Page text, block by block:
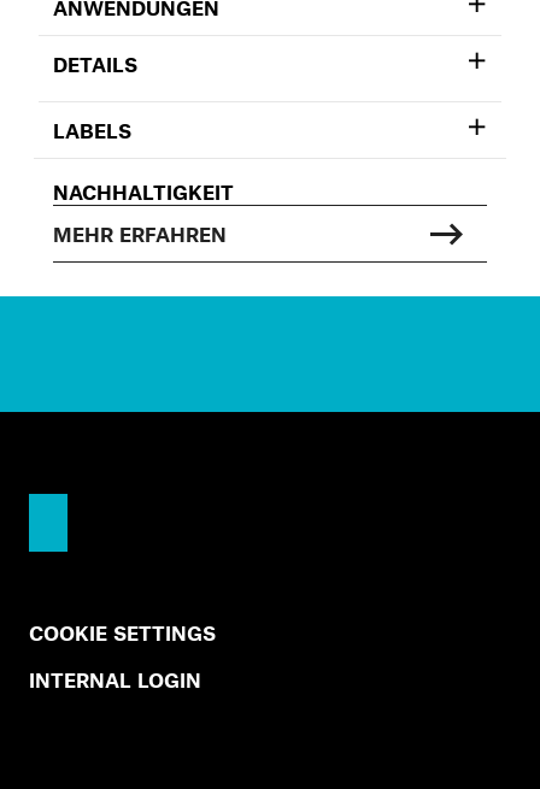
ANWENDUNGEN
DETAILS
LABELS
NACHHALTIGKEIT
MEHR ERFAHREN
COOKIE SETTINGS
INTERNAL LOGIN